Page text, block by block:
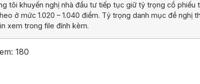
tôi khuyến nghị nhà đầu tư tiếp tục giữ tỷ trọng cổ
ở mức 1.020 – 1.040 điểm. Tỷ trọng danh mục đề nghị
xem trong file đính kèm.
180